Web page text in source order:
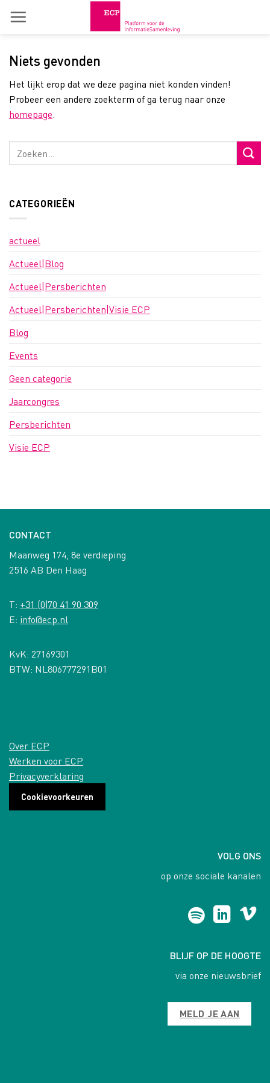
Niets gevonden
Het lijkt erop dat we deze pagina niet konden vinden!
Probeer een andere zoekterm of ga terug naar onze
homepage
CATEGORIEËN
actueel
Actueel|Blog
Actueel|Persberichten
Actueel|Persberichten|Visie ECP
Blog
Events
Geen categorie
Jaarcongres
Persberichten
Visie ECP
CONTACT
Maanweg 174, 8e verdieping
2516 AB Den Haag
T: +31 (0)70 41 90 309
E: info@ecp.nl
KvK: 27169301
BTW: NL806777291B01
Over ECP
Werken voor ECP
Privacyverklaring
Cookievoorkeuren
VOLG ONS
op onze sociale kanalen
BLIJF OP DE HOOGTE
via onze nieuwsbrief
MELD JE AAN